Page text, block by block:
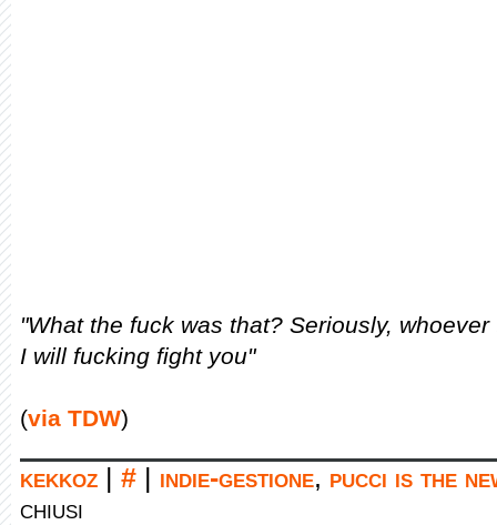
"What the fuck was that? Seriously,
I will fucking fight you"
(via TDW)
kekkoz # indie-gestione, pucci is the
chiusi